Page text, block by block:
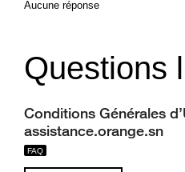
Aucune réponse
Questions
Conditions Générales
assistance.orange.sn